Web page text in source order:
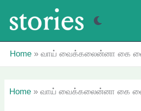
Home
வாய் வைக்கலைன்னா கை
Home வாய் வைக்கலைன்னா கை